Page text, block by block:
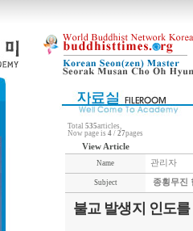
Total 535articles,
Now page is 4 / 27pages
View Article
Name 관리자
Subject 종횡무진
불교 발생지 인도